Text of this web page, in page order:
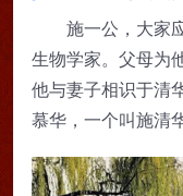
施一公，大家
生物学家。父母为
他与妻子相识于清
慕华，一个叫施清华